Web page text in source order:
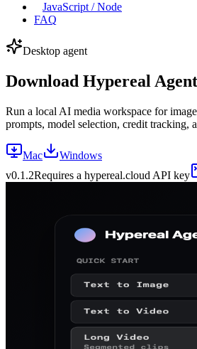
JavaScript / Node
FAQ
Desktop agent
Download Hypereal Agent
Run a local AI media workspace for
prompts, model selection, credit tracking,
Mac
Windows
v0.1.2Requires a hypereal.cloud API key